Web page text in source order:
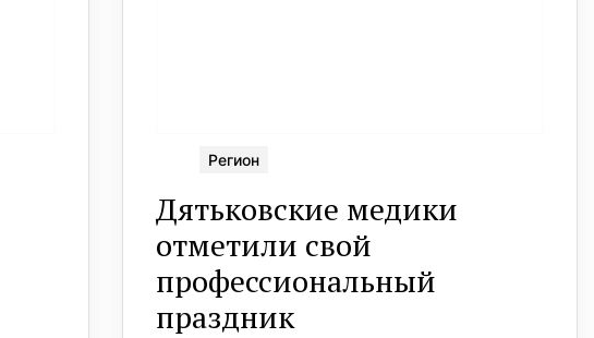
Регион
Дятьковские медики
отметили свой
профессиональный
праздник